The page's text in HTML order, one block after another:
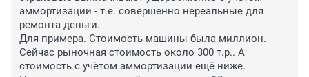
аммортизации - т.е. совершенно нереальные для
ремонта деньги.
Для примера. Стоимость машины была миллион.
Сейчас рыночная стоимость около 300 т.р.. А
стоимость с учётом аммортизации ещё ниже.